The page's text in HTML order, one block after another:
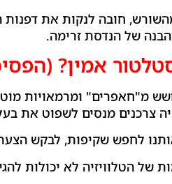
חובה לנקות את דפנות
והבנה של הנדסת זרימה.
אמין?
מ"חאפרים" ומרמאויות
צרכנים מנסים לשפוט את
לחפש שקיפות, לבקש
של הטלוויזיה לא יכולות